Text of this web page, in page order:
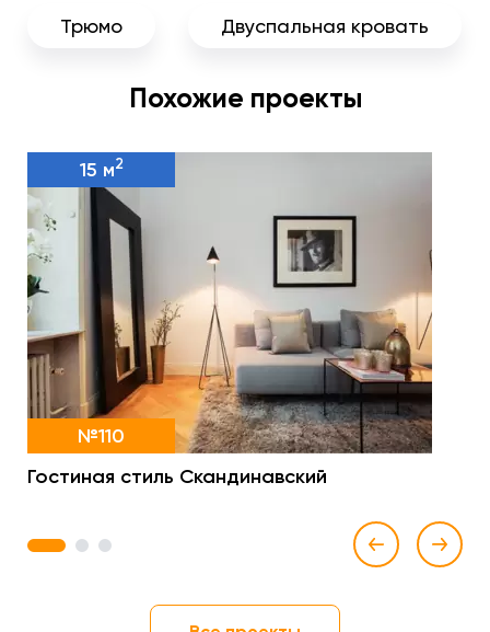
Трюмо Двуспальная кровать
Похожие проекты
15 м2
№110
Гостиная стиль Скандинавский
1 2 3